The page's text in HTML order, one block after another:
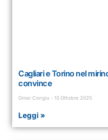
Cagliari e Torino nel
convince
Omar Congiu 13 Ottobre 2025
Leggi »